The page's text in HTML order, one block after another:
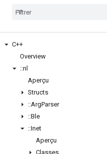
C++
Overview
::nl
Aperçu
Structs
::ArgParser
::Ble
::Inet
Aperçu
Classes